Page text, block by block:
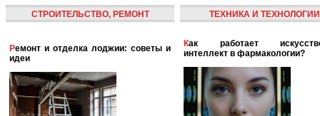
СТРОИТЕЛЬСТВО, РЕМОНТ
Ремонт и отделка лоджии: советы и
идеи
ТЕХНИКА И ТЕХНОЛОГИИ
Как работает искусственный
интеллект в фармакологии?